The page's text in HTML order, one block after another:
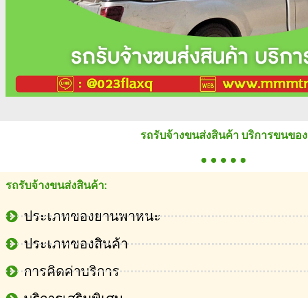
รถรับจ้างขนส่งสินค้า บริการขนของ
รถรับจ้างขนส่งสินค้า:
ประเภทของยานพาหนะ
ประเภทของสินค้า
การคิดค่าบริการ